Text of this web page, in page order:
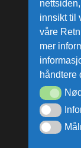
Alle
ata
innsikt til
våre
mer
håndtere